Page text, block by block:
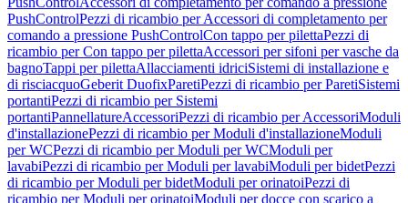
PushControlPezzi di ricambio per Accessori di completamento per
comando a pressione PushControlCon tappo per pilettaPezzi di
ricambio per Con tappo per pilettaAccessori per sifoni per vasche da
bagnoTappi per pilettaAllacciamenti idriciSistemi di installazione e
di risciacquoGeberit DuofixParetiPezzi di ricambio per ParetiSistemi
portantiPezzi di ricambio per Sistemi
portantiPannellatureAccessoriPezzi di ricambio per AccessoriModuli
d'installazionePezzi di ricambio per Moduli d'installazioneModuli
per WCPezzi di ricambio per Moduli per WCModuli per
lavabiPezzi di ricambio per Moduli per lavabiModuli per bidetPezzi
di ricambio per Moduli per bidetModuli per orinatoiPezzi di
ricambio per Moduli per orinatoiModuli per docce con scarico a